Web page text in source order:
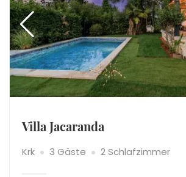
Villa Jacaranda
Krk 3 Gäste 2 Schlafzimmer